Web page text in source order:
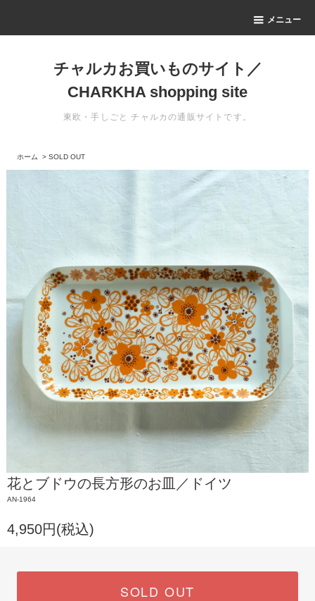
メニュー
チャルカお買いものサイト／
CHARKHA shopping site
東欧・手しごと チャルカの通販サイトです。
ホーム >SOLD OUT
花とブドウの長方形のお皿／ドイツ
AN-1964
4,950円(税込)
SOLD OUT